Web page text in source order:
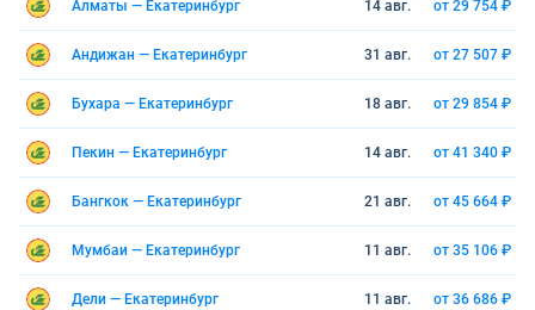
Алматы — Екатеринбург 14 авг. от 29 754 ₽
Андижан — Екатеринбург 31 авг. от 27 507 ₽
Бухара — Екатеринбург 18 авг. от 29 854 ₽
Пекин — Екатеринбург 14 авг. от 41 340 ₽
Бангкок — Екатеринбург 21 авг. от 45 664 ₽
Мумбаи — Екатеринбург 11 авг. от 35 106 ₽
Дели — Екатеринбург 11 авг. от 36 686 ₽